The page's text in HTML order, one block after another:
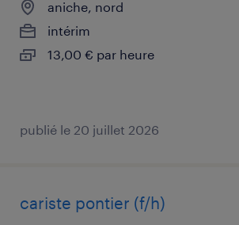
aniche, nord
intérim
13,00 € par heure
publié le 20 juillet 2026
cariste pontier (f/h)